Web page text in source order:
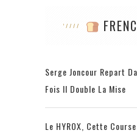
Serge Joncour Repart
Fois Il Double La Mise
Le HYROX, Cette